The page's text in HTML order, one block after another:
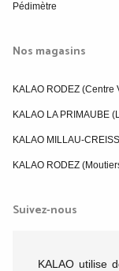
KALAO utilise
Pédimètre
Nos magasins
KALAO RODEZ (Centre
KALAO LA PRIMAUBE
KALAO MILLAU-
KALAO RODEZ
Suivez-nous